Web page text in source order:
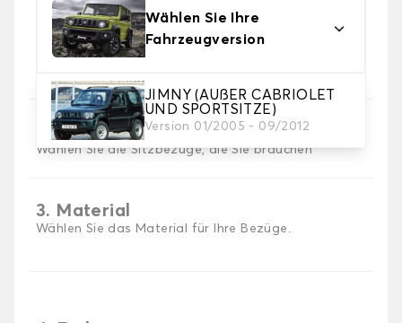
Wählen Sie Ihre
Fahrzeugversion
JIMNY (AUßER CABRIOLET
UND SPORTSITZE)
Version 01/2005 - 09/2012
2. Satz von Bezügen
Wählen Sie die Sitzbezüge, die Sie brauchen
3. Material
Wählen Sie das Material für Ihre Bezüge.